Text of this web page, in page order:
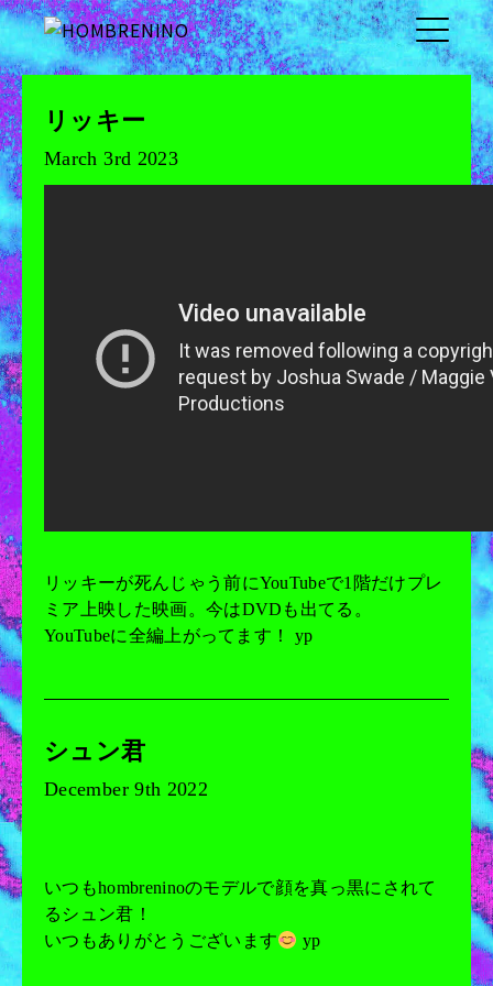
リッキー
March 3rd 2023
リッキーが死んじゃう前にYouTubeで1階だけプレ
ミア上映した映画。今はDVDも出てる。
YouTubeに全編上がってます！ yp
シュン君
December 9th 2022
いつもhombreninoのモデルで顔を真っ黒にされて
るシュン君！
いつもありがとうございます
yp